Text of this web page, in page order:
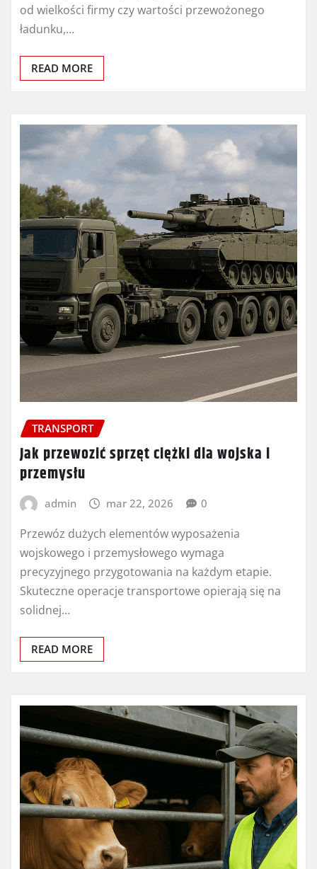
od wielkości firmy czy wartości przewożonego
ładunku,…
READ MORE
TRANSPORT
Jak przewozić sprzęt ciężki dla wojska i
przemysłu
admin mar 22, 2026 0
Przewóz dużych elementów wyposażenia
wojskowego i przemysłowego wymaga
precyzyjnego przygotowania na każdym etapie.
Skuteczne operacje transportowe opierają się na
solidnej…
READ MORE